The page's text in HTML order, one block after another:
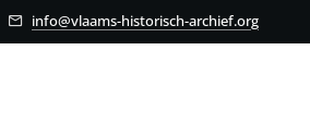
info@vlaams-historisch-archief.org